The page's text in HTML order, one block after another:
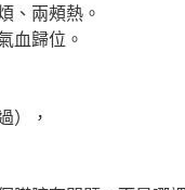
、兩頰熱。
血歸位。
），